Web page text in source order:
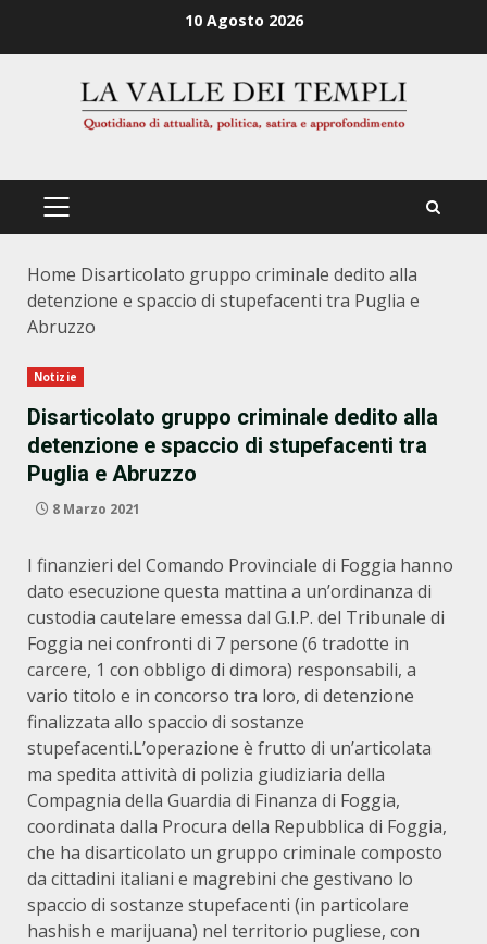
10 Agosto 2026
PRIMÄRES
Home Disarticolato gruppo criminale dedito alla
detenzione e spaccio di stupefacenti tra Puglia e
Abruzzo
Notizie
Disarticolato gruppo criminale dedito alla
detenzione e spaccio di stupefacenti tra
Puglia e Abruzzo
8 Marzo 2021
I finanzieri del Comando Provinciale di Foggia hanno
dato esecuzione questa mattina a un’ordinanza di
custodia cautelare emessa dal G.I.P. del Tribunale di
Foggia nei confronti di 7 persone (6 tradotte in
carcere, 1 con obbligo di dimora) responsabili, a
vario titolo e in concorso tra loro, di detenzione
finalizzata allo spaccio di sostanze
stupefacenti.L’operazione è frutto di un’articolata
ma spedita attività di polizia giudiziaria della
Compagnia della Guardia di Finanza di Foggia,
coordinata dalla Procura della Repubblica di Foggia,
che ha disarticolato un gruppo criminale composto
da cittadini italiani e magrebini che gestivano lo
spaccio di sostanze stupefacenti (in particolare
hashish e marijuana) nel territorio pugliese, con